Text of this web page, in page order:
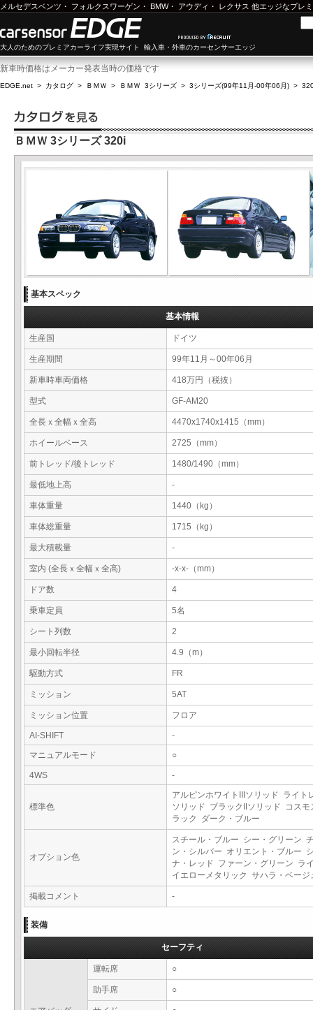
メルセデスベンツ ・ フォルクスワーゲン ・ BMW・ アウディ ・ レクサス 他エッジなプレ
大人のためのプレミアカーライフ実現サイト 輸入車・外車のカーセンサーエッジ
新車時価格はメーカー発表当時の価格です
EDGE.net > カタログ > ＢＭＷ > ＢＭＷ 3シリーズ > 3シリーズ(99年11月-00年06月) >
ＢＭＷ 3シリーズ 320i
基本スペック
基本情報
生産国 ドイツ
生産期間 99年11月～00年06月
新車時車両価格 418万円（税抜）
型式 GF-AM20
全長ｘ全幅ｘ全高 4470x1740x1415（mm）
ホイールベース 2725（mm）
前トレッド/後トレッド 1480/1490（mm）
最低地上高 -
車体重量 1440（kg）
車体総重量 1715（kg）
最大積載量 -
室内 (全長ｘ全幅ｘ全高) -x-x-（mm）
ドア数 4
乗車定員 5名
シート列数 2
最小回転半径 4.9（m）
駆動方式 FR
ミッション 5AT
ミッション位置 フロア
AI-SHIFT
-
マニュアルモード
○
4WS -
標準色
アルピンホワイトIIIソリッド ライト
ソリッド ブラックIIソリッド コスモ
ラック ダーク・ブルー
オプション色
スチール・ブルー シー・グリーン
ン・シルバー オリエント・ブルー
ナ・レッド ファーン・グリーン ラ
イエローメタリック サハラ・ベー
掲載コメント -
装備
セーフティ
運転席 ○
助手席 ○